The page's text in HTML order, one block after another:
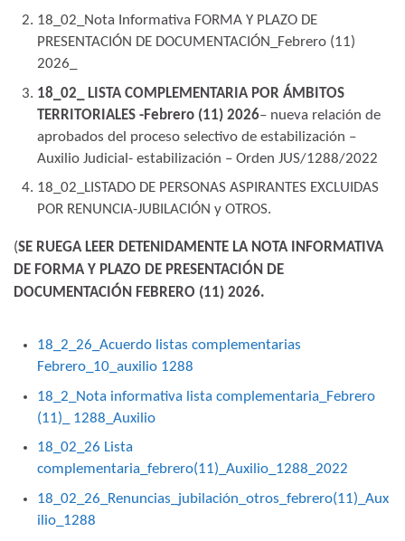
18_02_Nota Informativa FORMA Y PLAZO DE
PRESENTACIÓN DE DOCUMENTACIÓN_Febrero (11)
2026_
18_02_ LISTA COMPLEMENTARIA POR ÁMBITOS
TERRITORIALES -Febrero (11) 2026– nueva relación de
aprobados del proceso selectivo de estabilización –
Auxilio Judicial- estabilización – Orden JUS/1288/2022
18_02_LISTADO DE PERSONAS ASPIRANTES EXCLUIDAS
POR RENUNCIA-JUBILACIÓN y OTROS.
(SE RUEGA LEER DETENIDAMENTE LA NOTA INFORMATIVA
DE FORMA Y PLAZO DE PRESENTACIÓN DE
DOCUMENTACIÓN FEBRERO (11) 2026.
18_2_26_Acuerdo listas complementarias
Febrero_10_auxilio 1288
18_2_Nota informativa lista complementaria_Febrero
(11)_ 1288_Auxilio
18_02_26 Lista
complementaria_febrero(11)_Auxilio_1288_2022
18_02_26_Renuncias_jubilación_otros_febrero(11)_Aux
ilio_1288